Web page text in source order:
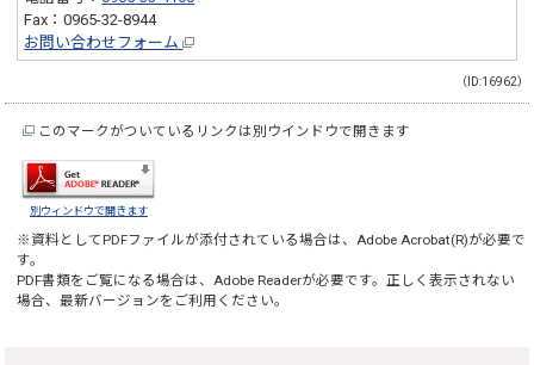
Fax：0965-32-8944
お問い合わせフォーム
（ID:16962）
このマークがついているリンクは別ウインドウで開きます
別ウィンドウで開きます
※資料としてPDFファイルが添付されている場合は、 Adobe Acrobat(R)が必要で
す。
PDF書類をご覧になる場合は、 Adobe Readerが必要です。正しく表示されない
場合、最新バージョンをご利用ください。